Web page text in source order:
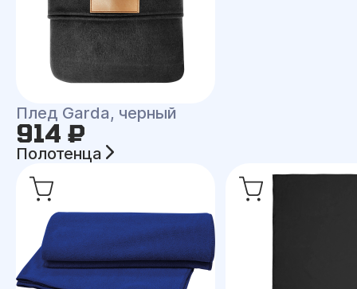
Плед Garda, черный
914 ₽
Полотенца